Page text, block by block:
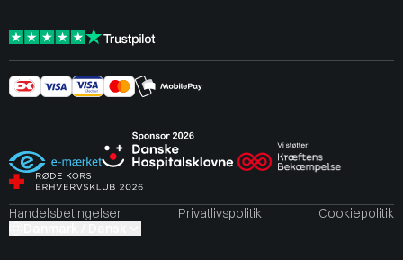
Handelsbetingelser Privatlivspolitik
Cookiepolitik